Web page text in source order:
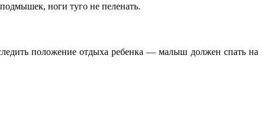
ноги туго не пеленать.
положение отдыха ребенка — малыш должен спать на